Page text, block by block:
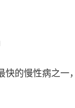
快的慢性病之